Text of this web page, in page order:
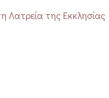
Λατρεία της Εκκλησίας